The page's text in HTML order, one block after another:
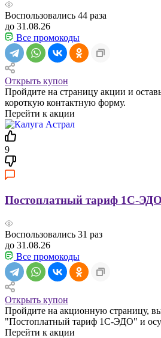
Воспользовались 44 раза
до 31.08.26
Все промокоды
Открыть купон
Пройдите на страницу акции и
короткую контактную форму.
Перейти к акции
9
Постоплатный тариф 1С-ЭДО
Воспользовались 31 раз
до 31.08.26
Все промокоды
Открыть купон
Пройдите на акционную страницу,
"Постоплатный тариф 1С-ЭДО" и
Перейти к акции